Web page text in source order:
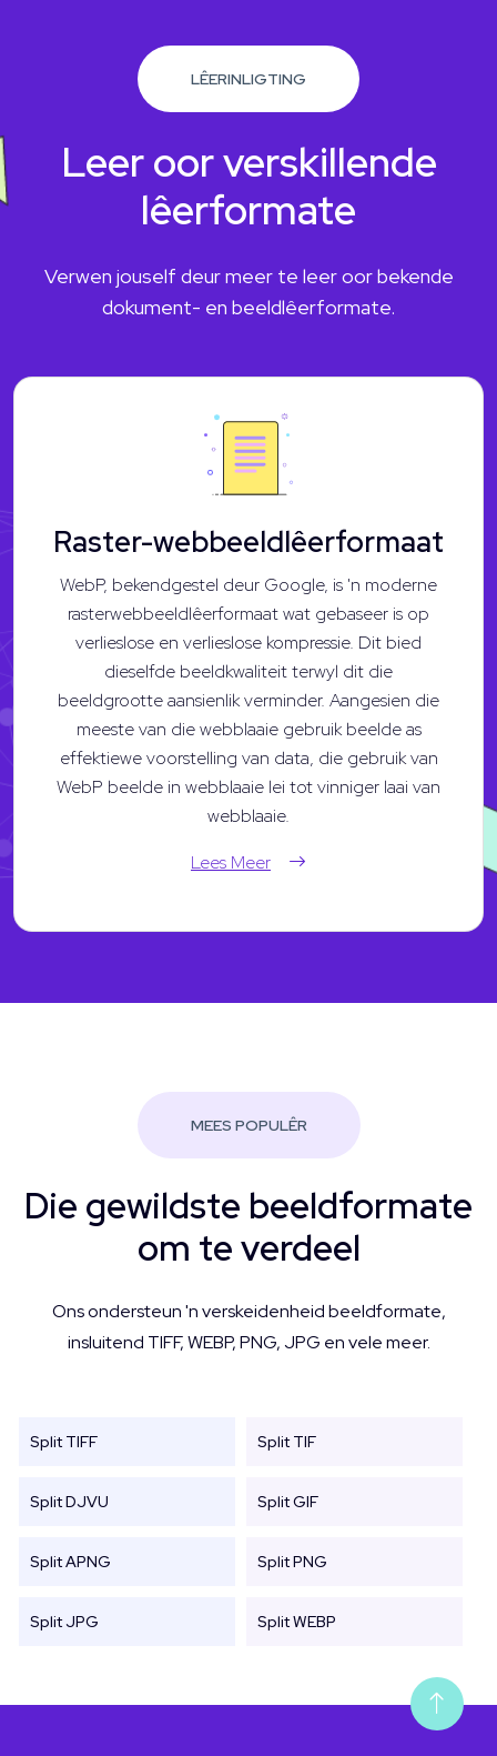
LÊERINLIGTING
Leer oor verskillende
lêerformate
Verwen jouself deur meer te leer oor bekende
dokument- en beeldlêerformate.
Raster-webbeeldlêerformaat
WebP, bekendgestel deur Google, is 'n moderne
rasterwebbeeldlêerformaat wat gebaseer is op
verlieslose en verlieslose kompressie. Dit bied
dieselfde beeldkwaliteit terwyl dit die
beeldgrootte aansienlik verminder. Aangesien die
meeste van die webblaaie gebruik beelde as
effektiewe voorstelling van data, die gebruik van
WebP beelde in webblaaie lei tot vinniger laai van
webblaaie.
Lees Meer
MEES POPULÊR
Die gewildste beeldformate
om te verdeel
Ons ondersteun 'n verskeidenheid beeldformate,
insluitend TIFF, WEBP, PNG, JPG en vele meer.
Split TIFF Split TIF
Split DJVU Split GIF
Split APNG Split PNG
Split JPG Split WEBP